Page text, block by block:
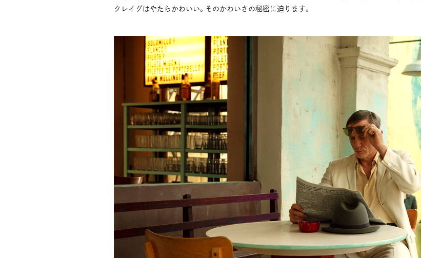
クレイグはやたらかわいい。そのかわいさの秘密に迫ります。